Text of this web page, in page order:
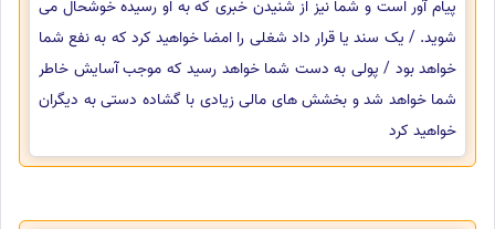
پیام آور است و شما نیز از شنیدن خبری که به او رسیده خوشحال می
شوید. / یک سند یا قرار داد شغلی را امضا خواهید کرد که به نفع شما
خواهد بود / پولی به دست شما خواهد رسید که موجب آسایش خاطر
شما خواهد شد و بخشش های مالی زیادی با گشاده دستی به دیگران
خواهید کرد